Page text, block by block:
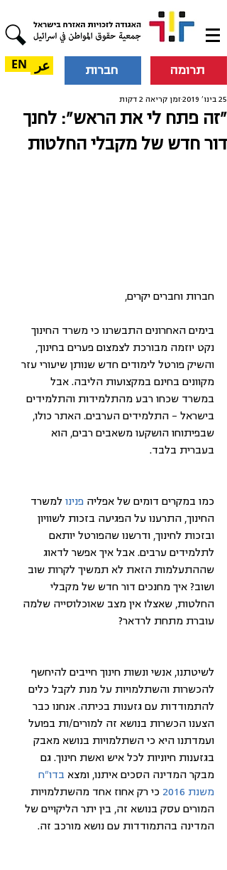
תרומה חברות عر EN
"זה פתח לי את הראש": לחנך
דור חדש של מקבלי החלטות
25 בינו׳ 2019 זמן קריאה 2 דקות
חברות וחברים יקרים,
בימים האחרונים התבשרנו כי משרד החינוך
נקט יוזמה מבורכת לצמצום פערים בחינוך,
והשיק פורטל לימודים חדש שנותן שיעורי עזר
מקוונים בחינם במקצועות הליבה. אבל
במשרד שכחו רבע מהתלמידות והתלמידים
בישראל - התלמידים הערבים. האתר כולו,
שבפיתוחו הושקעו משאבים רבים, הוא
בעברית בלבד.
כמו במקרים דומים של אפליה פנינו למשרד
החינוך, התרענו על הפגיעה בזכות לשוויון
ובזכות לחינוך, ודרשנו שהפורטל יותאם
לתלמידים ערבים. אבל איך אפשר לדאוג
שההתעלמות הזאת לא תמשיך לקרות שוב
ושוב? איך מחנכים דור חדש של מקבלי
החלטות, שאצלו אין מצב שאוכלוסייה שלמה
עוברת מתחת לרדאר?
לשיטתנו, אנשי ונשות חינוך חייבים להיחשף
להכשרות והשתלמויות על מנת לקבל כלים
להתמודדות עם גזענות בכיתה. אנחנו כבר
הצענו הכשרות בנושא זה למורים/ות בפועל
ועמדתנו היא כי השתלמויות בנושא מאבק
בגזענות חיוניות לכל איש ואשת חינוך. גם
מבקר המדינה הסכים איתנו, ומצא בדו"ח
משנת 2016
כי רק אחוז אחד מהשתלמויות
המורים עסק בנושא זה, בין יתר הליקויים של
המדינה בהתמודדות עם נושא מורכב זה.